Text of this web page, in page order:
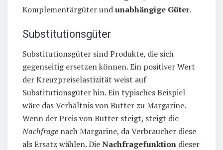
Komplementärgüter undunabhängige Güter.
Substitutionsgüter
Substitutionsgüter sind Produkte, die sich
gegenseitig ersetzen können. Ein positiver Wert
der Kreuzpreiselastizität weist auf
Substitutionsgüter hin. Ein typisches Beispiel
wäre das Verhältnis von Butter zu Margarine.
Wenn der Preis von Butter steigt, steigt die
Nachfrage nach Margarine, da Verbraucher diese
als Ersatz wählen. DieNachfragefunktion dieser